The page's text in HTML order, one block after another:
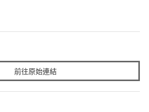
前往原始連結